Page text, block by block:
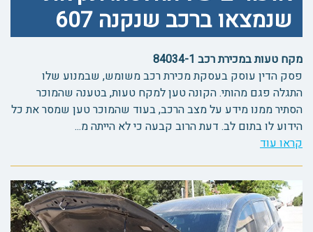
שנמצאו ברכב שנקנה 607
מקח טעות במכירת רכב 84034-1
פסק הדין עוסק בעסקת מכירת רכב משומש, שבמנוע שלו
התגלה פגם מהותי. הקונה טען למקח טעות, בטענה שהמוכר
הסתיר ממנו מידע על מצב הרכב, בעוד שהמוכר טען שמסר את כל
הידוע לו בתום לב. דעת הרוב קבעה כי לא הייתה מ...
קראו עוד